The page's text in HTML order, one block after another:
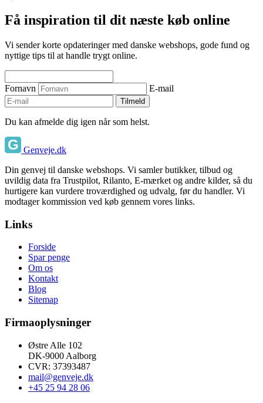
Få inspiration til dit næste køb online
Vi sender korte opdateringer med danske webshops, gode fund og
nyttige tips til at handle trygt online.
Fornavn E-mail
Tilmeld
Du kan afmelde dig igen når som helst.
Genveje.dk
Din genvej til danske webshops. Vi samler butikker, tilbud og
uvildig data fra Trustpilot, Rilanto, E-mærket og andre kilder, så du
hurtigere kan vurdere troværdighed og udvalg, før du handler. Vi
modtager kommission ved køb gennem vores links.
Links
Forside
Spar penge
Om os
Kontakt
Blog
Sitemap
Firmaoplysninger
Østre Alle 102
DK-9000 Aalborg
CVR: 37393487
mail@genveje.dk
+45 25 94 28 06